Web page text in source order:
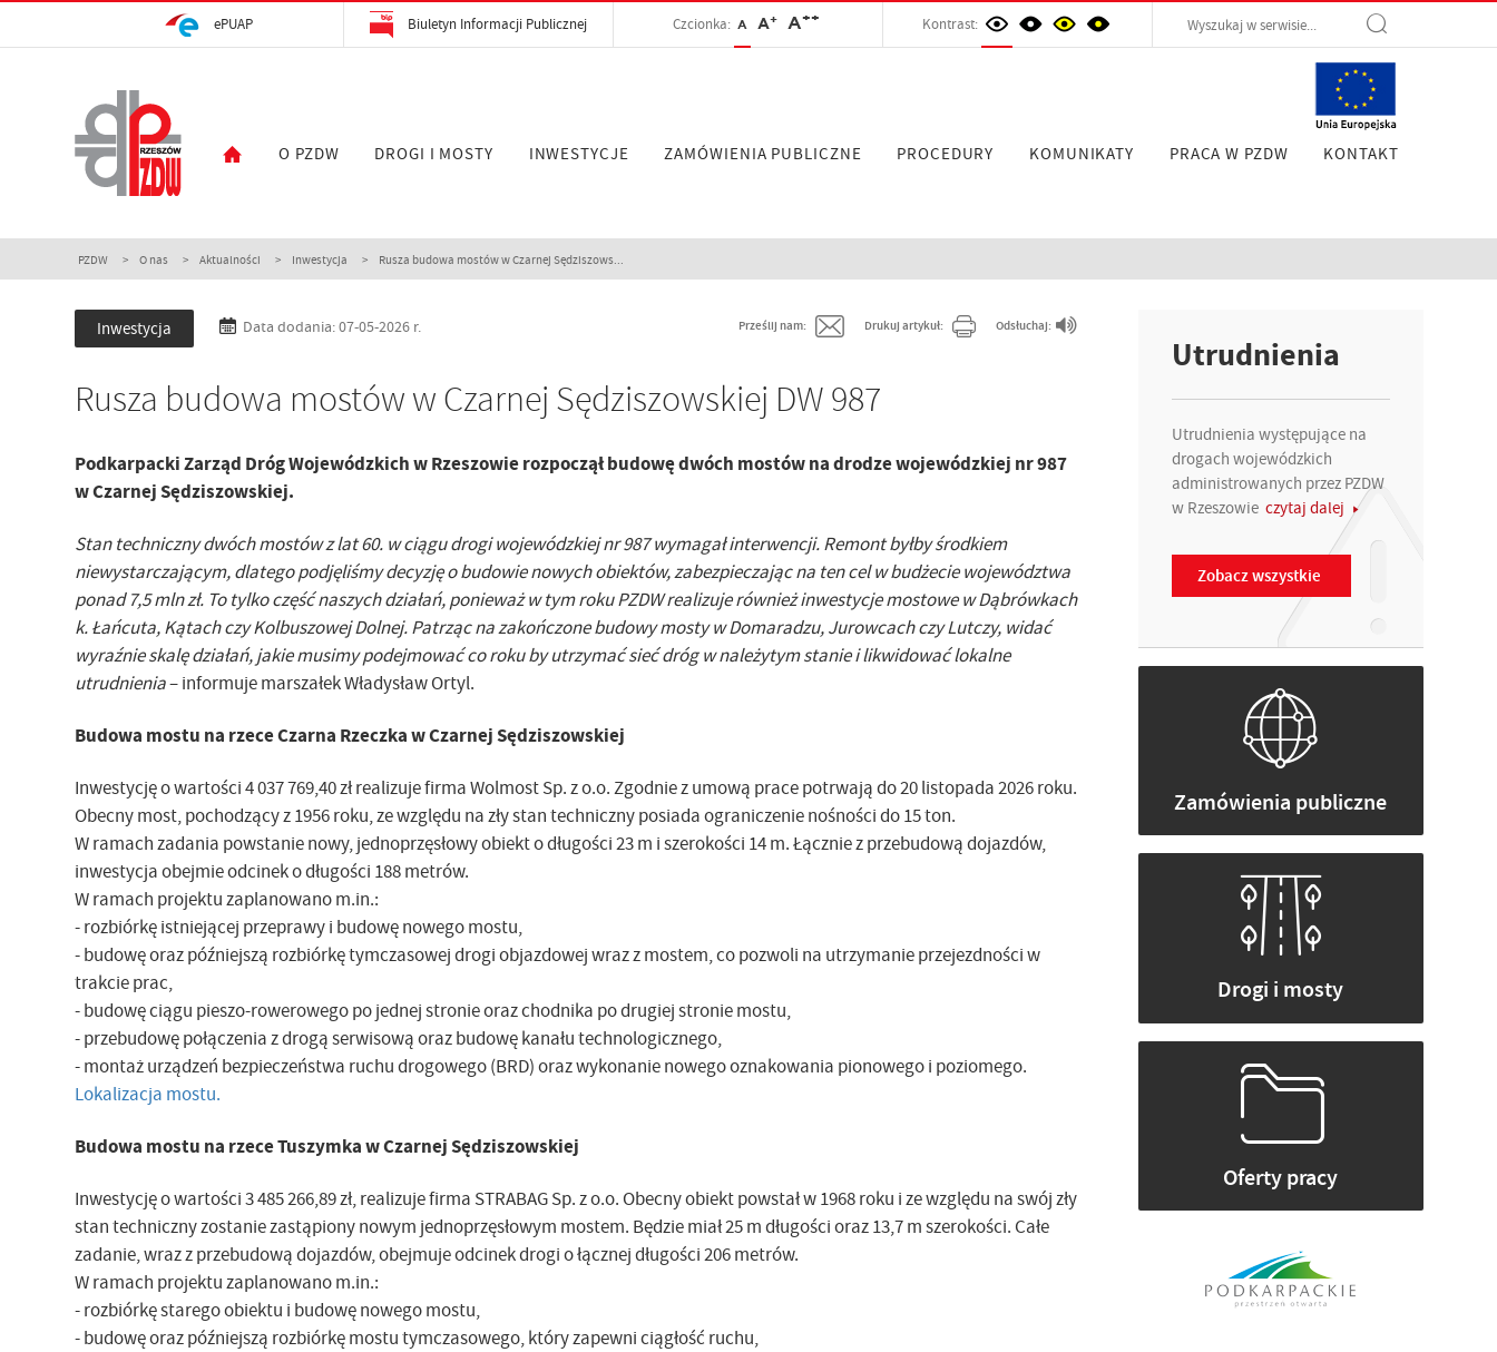
ePUAP Biuletyn Informacji Publicznej Czcionka: A A+ A++ Kontrast:
O PZDW DROGI I MOSTY INWESTYCJE ZAMÓWIENIA PUBLICZNE PROCEDURY KOMUNIKATY PRACA W PZDW KONTAKT
PZDW O nas Aktualności Inwestycja Rusza budowa mostów w Czarnej Sędziszows...
Inwestycja Data dodania: 07-05-2026 r. Prześlij nam: Drukuj artykuł: Odsłuchaj:
Rusza budowa mostów w Czarnej Sędziszowskiej DW 987
Podkarpacki Zarząd Dróg Wojewódzkich w Rzeszowie rozpoczął budowę dwóch mostów na drodze wojewódzkiej nr 987
w Czarnej Sędziszowskiej.
Stan techniczny dwóch mostów z lat 60. w ciągu drogi wojewódzkiej nr 987 wymagał interwencji. Remont byłby środkiem
niewystarczającym, dlatego podjęliśmy decyzję o budowie nowych obiektów, zabezpieczając na ten cel w budżecie województwa
ponad 7,5 mln zł. To tylko część naszych działań, ponieważ w tym roku PZDW realizuje również inwestycje mostowe w Dąbrówkach
k. Łańcuta, Kątach czy Kolbuszowej Dolnej. Patrząc na zakończone budowy mosty w Domaradzu, Jurowcach czy Lutczy, widać
wyraźnie skalę działań, jakie musimy podejmować co roku by utrzymać sieć dróg w należytym stanie i likwidować lokalne
utrudnienia– informuje marszałek Władysław Ortyl.
Budowa mostu na rzece Czarna Rzeczka w Czarnej Sędziszowskiej
Inwestycję o wartości 4 037 769,40 zł realizuje firma Wolmost Sp. z o.o. Zgodnie z umową prace potrwają do 20 listopada 2026 roku.
Obecny most, pochodzący z 1956 roku, ze względu na zły stan techniczny posiada ograniczenie nośności do 15 ton.
W ramach zadania powstanie nowy, jednoprzęsłowy obiekt o długości 23 m i szerokości 14 m. Łącznie z przebudową dojazdów,
inwestycja obejmie odcinek o długości 188 metrów.
W ramach projektu zaplanowano m.in.:
- rozbiórkę istniejącej przeprawy i budowę nowego mostu,
- budowę oraz późniejszą rozbiórkę tymczasowej drogi objazdowej wraz z mostem, co pozwoli na utrzymanie przejezdności w
trakcie prac,
- budowę ciągu pieszo-rowerowego po jednej stronie oraz chodnika po drugiej stronie mostu,
- przebudowę połączenia z drogą serwisową oraz budowę kanału technologicznego,
- montaż urządzeń bezpieczeństwa ruchu drogowego (BRD) oraz wykonanie nowego oznakowania pionowego i poziomego.
Lokalizacja mostu.
Budowa mostu na rzece Tuszymka w Czarnej Sędziszowskiej
Inwestycję o wartości 3 485 266,89 zł, realizuje firma STRABAG Sp. z o.o. Obecny obiekt powstał w 1968 roku i ze względu na swój zły
stan techniczny zostanie zastąpiony nowym jednoprzęsłowym mostem. Będzie miał 25 m długości oraz 13,7 m szerokości. Całe
zadanie, wraz z przebudową dojazdów, obejmuje odcinek drogi o łącznej długości 206 metrów.
W ramach projektu zaplanowano m.in.:
- rozbiórkę starego obiektu i budowę nowego mostu,
- budowę oraz późniejszą rozbiórkę mostu tymczasowego, który zapewni ciągłość ruchu,
Utrudnienia
Utrudnienia występujące na
drogach wojewódzkich
administrowanych przez PZDW
w Rzeszowie czytaj dalej
Zobacz wszystkie
Zamówienia publiczne
Drogi i mosty
Oferty pracy